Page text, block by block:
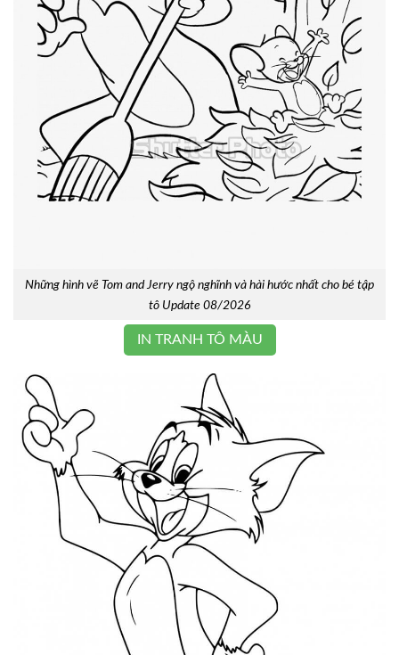
Những hình vẽ Tom and Jerry ngộ nghĩnh và hài hước nhất cho bé tập
tô Update 08/2026
IN TRANH TÔ MÀU